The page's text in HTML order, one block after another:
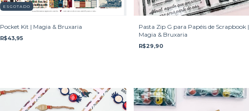
ESGOTADO
Pocket Kit | Magia & Bruxaria
R$43,95
Pasta Zip G para Papéis de Scrapbook |
Magia & Bruxaria
R$29,90